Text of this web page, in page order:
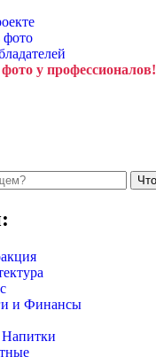
фото
у профессионалов!
и Финансы